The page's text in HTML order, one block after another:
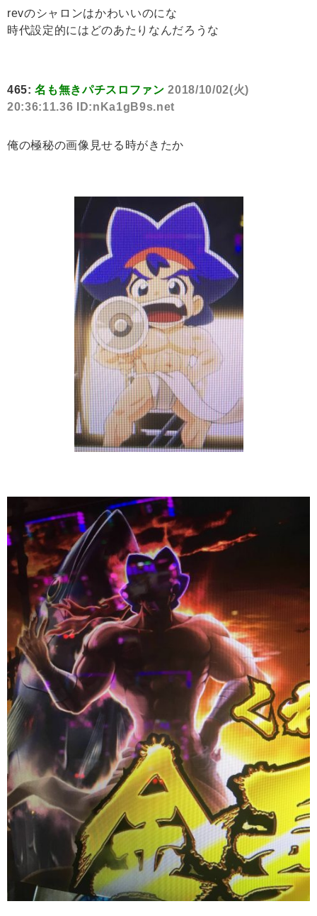
revのシャロンはかわいいのにな
時代設定的にはどのあたりなんだろうな
465:名も無きパチスロファン 2018/10/02(火)
20:36:11.36 ID:nKa1gB9s.net
俺の極秘の画像見せる時がきたか